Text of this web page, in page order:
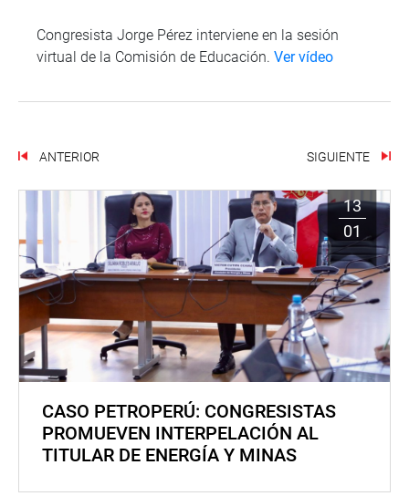
Congresista Jorge Pérez interviene en la sesión
virtual de la Comisión de Educación. Ver vídeo
ANTERIOR SIGUIENTE
13
01
CASO PETROPERÚ: CONGRESISTAS
PROMUEVEN INTERPELACIÓN AL
TITULAR DE ENERGÍA Y MINAS